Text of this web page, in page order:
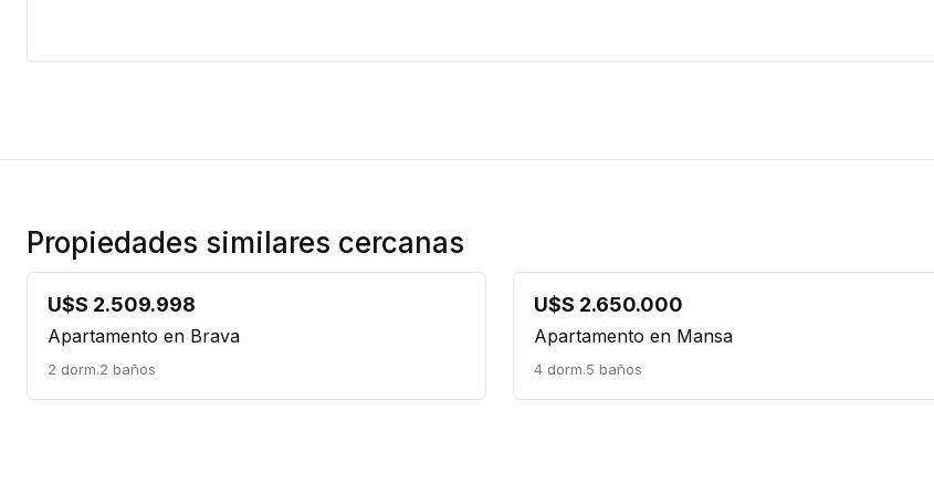
Propiedades similares cercanas
U$S 2.509.998
Apartamento en Brava
2 dorm.2 baños
U$S 2.650.000
Apartamento en Mansa
4 dorm.5 baños